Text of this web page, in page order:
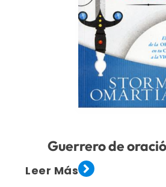
Guerrero de
Leer Más